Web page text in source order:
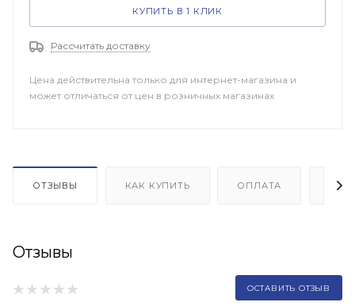
КУПИТЬ В 1 КЛИК
Рассчитать доставку
Цена действительна только для интернет-магазина и
может отличаться от цен в розничных магазинах
ОТЗЫВЫ КАК КУПИТЬ ОПЛАТА
Отзывы
ОСТАВИТЬ ОТЗЫВ